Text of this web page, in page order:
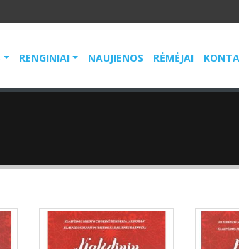
RENGINIAI NAUJIENOS RĖMĖJAI